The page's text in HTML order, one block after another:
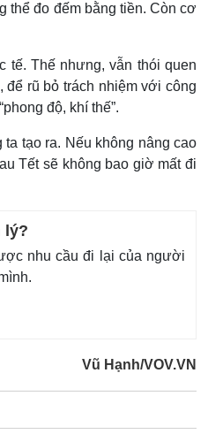
thể đo đếm bằng tiền. Còn cơ
tế. Thế nhưng, vẫn thói quen
rũ bỏ trách nhiệm với công
độ, khí thế”.
tạo ra. Nếu không nâng cao
Tết sẽ không bao giờ mất đi
lý?
nhu cầu đi lại của người
Vũ Hạnh/VOV.VN